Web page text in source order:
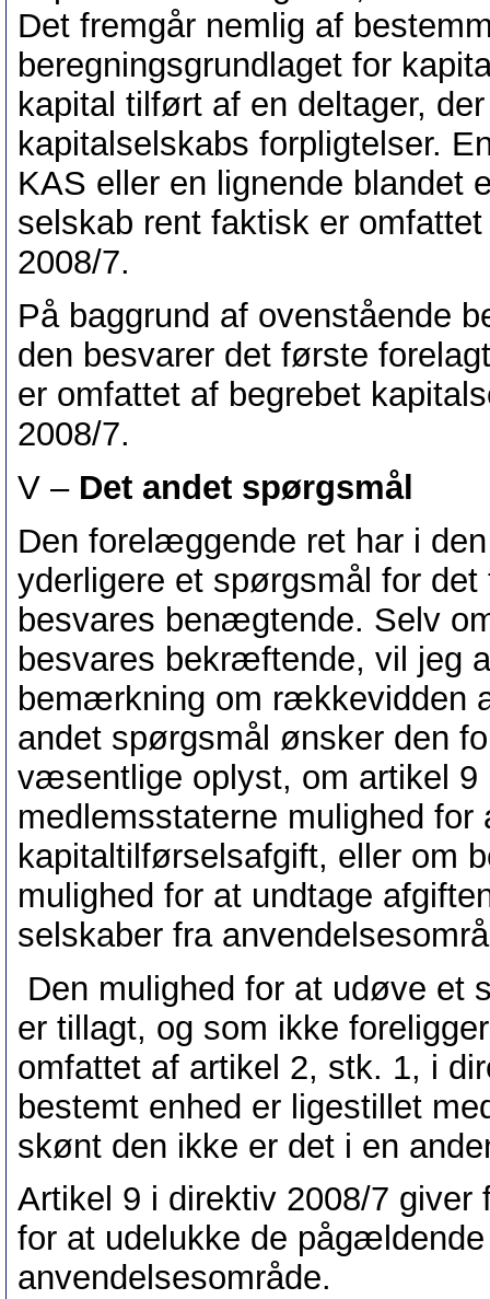
Det fremgår nemlig af
beregningsgrundlaget for
kapital tilført af en deltager,
kapitalselskabs forpligtelser.
KAS eller en lignende blandet
selskab rent faktisk er
2008/7.
På baggrund af ovenstående
den besvarer det første
er omfattet af begrebet
2008/7.
V – Det andet spørgsmål
Den forelæggende ret har i
yderligere et spørgsmål for
besvares benægtende. Selv
besvares bekræftende, vil jeg
bemærkning om rækkevidden
andet spørgsmål ønsker den
væsentlige oplyst, om artikel 9
medlemsstaterne mulighed for
kapitaltilførselsafgift, eller om
mulighed for at undtage
selskaber fra
Den mulighed for at udøve et
er tillagt, og som ikke
omfattet af artikel 2, stk. 1, i
bestemt enhed er ligestillet
skønt den ikke er det i en
Artikel 9 i direktiv 2008/7
for at udelukke de
anvendelsesområde.